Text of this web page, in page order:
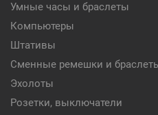
Умные часы и браслеты
Компьютеры
Штативы
Сменные ремешки и
Эхолоты
Розетки, выключатели